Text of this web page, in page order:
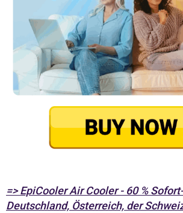
=> EpiCooler Air Cooler - 60 %
Deutschland, Österreich, der